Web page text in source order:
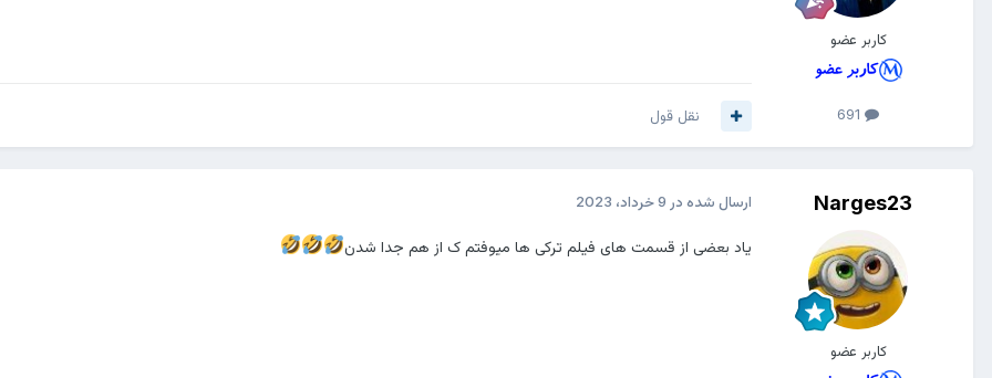
کاربر عضو
نقل قول
Narges23
کاربر عضو
ارسال شده در 9 خرداد، 2023
یاد بعضی از قسمت های فیلم ترکی ها میوفتم ک از هم جدا شدن